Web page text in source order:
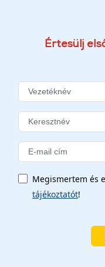
Értesülj
Megismertem és
tájékoztatót!